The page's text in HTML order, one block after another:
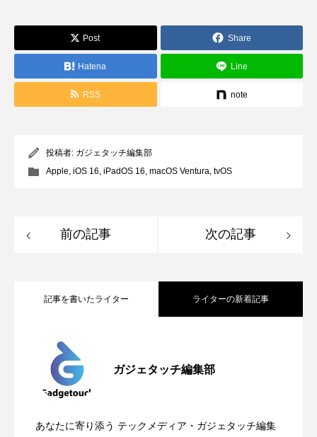
Post Share
Hatena Line
RSS note
投稿者: ガジェタッチ編集部
Apple iOS 16 iPadOS 16 macOS Ventura tvOS
前の記事 次の記事
記事を書いたライター ライターの新着記事
ガジェタッチ編集部
あなたに寄り添う テックメディア・ガジェタッチ編集
2026.05.04
2026.04.24